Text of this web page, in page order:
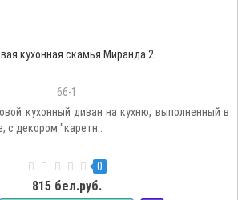
кухонная скамья Миранда 2
66-1
кухонный диван на кухню, выполненный в
с декором "каретн..
0
815 бел.руб.